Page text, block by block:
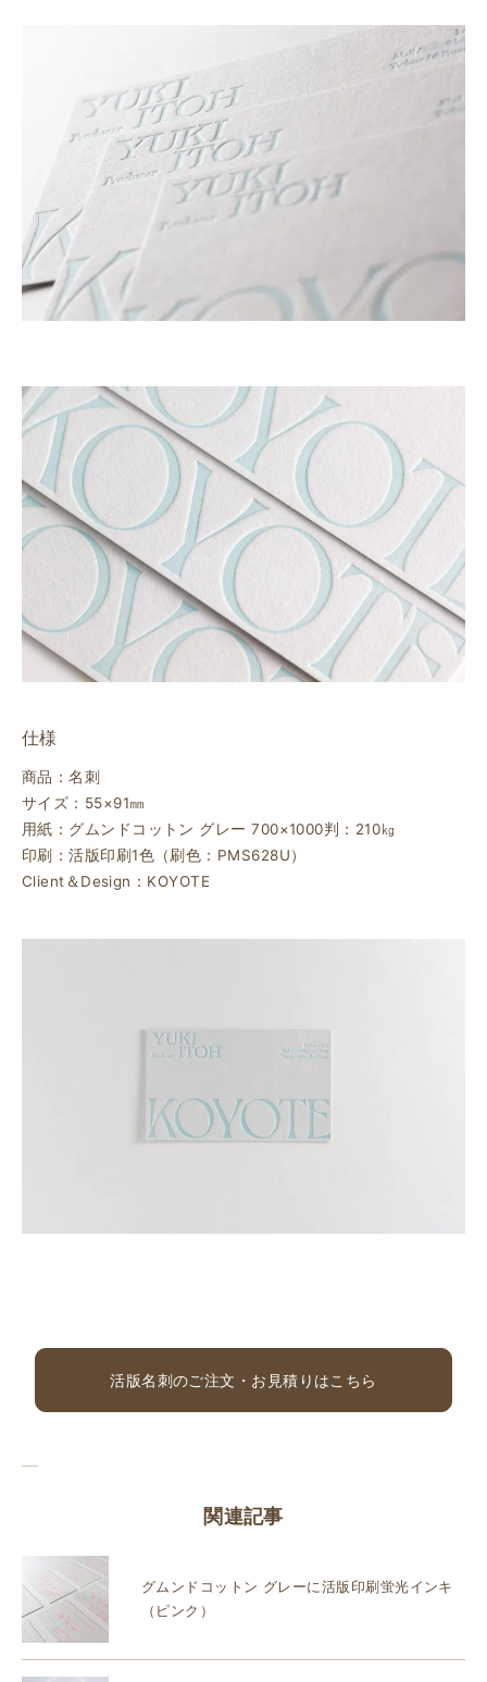
仕様
商品：名刺
サイズ：55×91㎜
用紙：グムンドコットン グレー 700×1000判：210㎏
印刷：活版印刷1色（刷色：PMS628U）
Client＆Design：KOYOTE
活版名刺のご注文・お見積りはこちら
関連記事
グムンドコットン グレーに活版印刷蛍光インキ
（ピンク）